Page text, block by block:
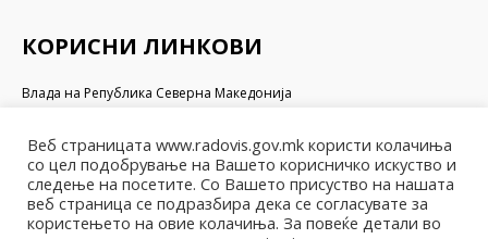
КОРИСНИ ЛИНКОВИ
Влада на Република Северна Македонија
Министерство за финансии
Министерство за транспорт и врски
Министерство за локална самоуправа
Министерство за информатичко општество и администрација
Министерство за образование и наука
Веб страницата www.radovis.gov.mk користи колачиња
со цел подобрување на Вашето корисничко искуство и
следење на посетите. Со Вашето присуство на нашата
веб страница се подразбира дека се согласувате за
користењето на овие колачиња. За повеќе детали во